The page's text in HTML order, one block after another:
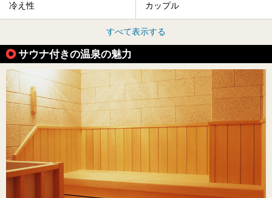
冷え性 カップル
すべて表示する
サウナ付きの温泉の魅力